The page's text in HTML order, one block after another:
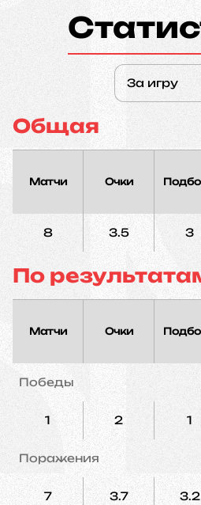
За игру
Общая
Матчи Очки
8 3.5 3
По
Матчи Очки
Победы
1 2 1
Поражения
7 3.7 3.2